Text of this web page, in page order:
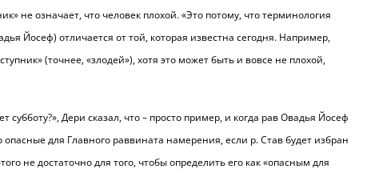
не означает, что человек плохой. «Это потому, что терминология
Йосеф) отличается от той, которая известна сегодня. Например,
(точнее, «злодей»), хотя это может быть и вовсе не плохой,
Дери сказал, что – просто пример, и когда рав Овадья Йосеф
для Главного раввината намерения, если р. Став будет избран
не достаточно для того, чтобы определить его как «опасным для